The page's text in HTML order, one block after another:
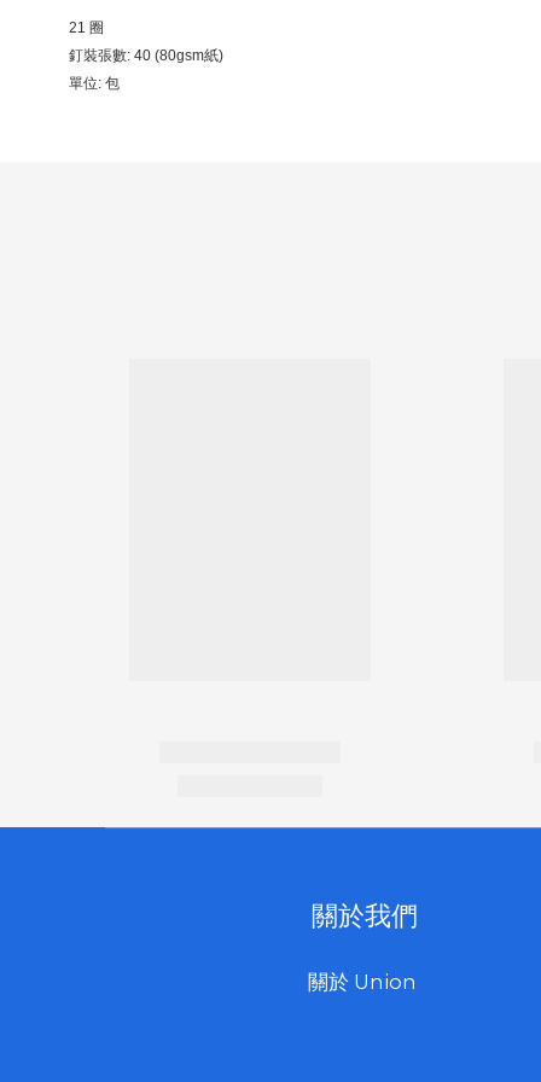
21 圈
釘裝張數: 40 (80gsm紙)
單位: 包
關於我們
關於 Union